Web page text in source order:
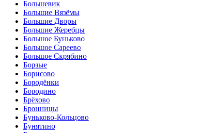
Большевик
Большие Вязёмы
Большие Дворы
Большие Жеребцы
Большое Буньково
Большое Сареево
Большое Скрябино
Борзые
Борисово
Бородёнки
Бородино
Брёхово
Бронницы
Буньково-Кольцово
Бунятино